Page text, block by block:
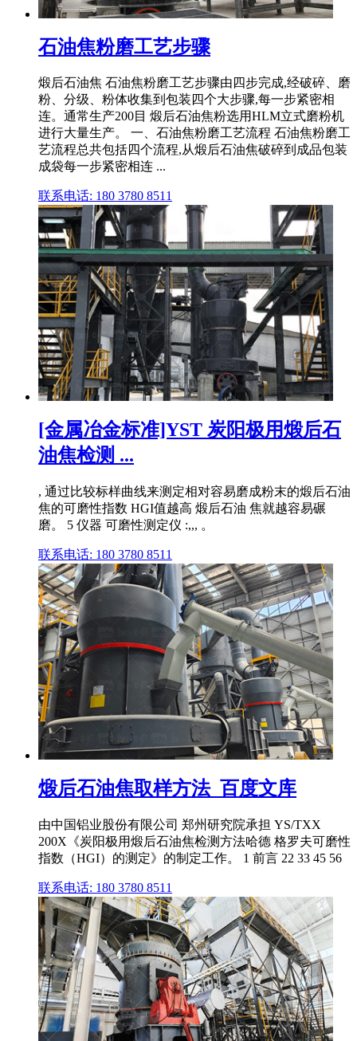
石油焦粉磨工艺步骤
煅后石油焦 石油焦粉磨工艺步骤由四步完成,经破碎、磨
粉、分级、粉体收集到包装四个大步骤,每一步紧密相
连。通常生产200目 煅后石油焦粉选用HLM立式磨粉机
进行大量生产。 一、石油焦粉磨工艺流程 石油焦粉磨工
艺流程总共包括四个流程,从煅后石油焦破碎到成品包装
成袋每一步紧密相连 ...
联系电话: 180 3780 8511
[金属冶金标准]YST 炭阳极用煅后石
油焦检测 ...
, 通过比较标样曲线来测定相对容易磨成粉末的煅后石油
焦的可磨性指数 HGI值越高 煅后石油 焦就越容易碾
磨。 5 仪器 可磨性测定仪 :,,, 。
联系电话: 180 3780 8511
煅后石油焦取样方法_百度文库
由中国铝业股份有限公司 郑州研究院承担 YS/TXX
200X《炭阳极用煅后石油焦检测方法哈德 格罗夫可磨性
指数（HGI）的测定》的制定工作。 1 前言 22 33 45 56
联系电话: 180 3780 8511